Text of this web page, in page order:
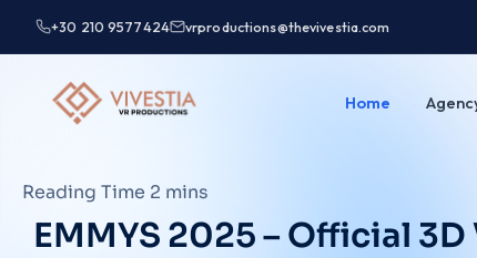
+30 210 9577424 vrproductions@thevivestia.com
Home
EMMYS 2025 – Official